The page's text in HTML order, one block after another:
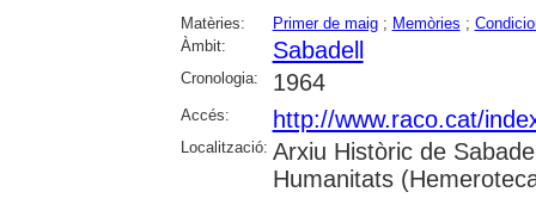
Matèries: Primer de maig; Memòries ;
Àmbit:
Sabadell
Cronologia: 1964
Accés: http://www.raco.cat/
Localització: Arxiu Històric de
Humanitats